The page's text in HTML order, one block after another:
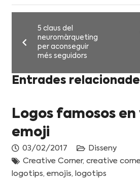
5 claus del
neuromàrqueting
per aconseguir
més seguidors
Entrades
Logos famosos en
emoji
03/02/2017
Disseny
Creative Corner, creative
logotips, emojis, logotips